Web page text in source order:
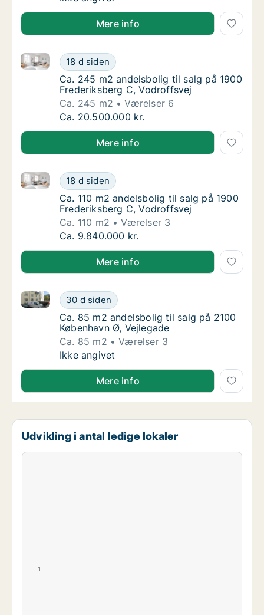
Mere info
Ca. 245 m2 andelsbolig til salg på 1900
18 d siden
Ca. 245 m2 andelsbolig til salg på 1900
Ca. 245 m2 andelsbolig til salg på 1900
Ca. 245 m2 andelsbolig til salg på 1900
Frederiksberg C, Vodroffsvej
Ca. 245 m2
Værelser 6
Ca. 245 m2 andelsbolig til salg på 1900
Ca. 20.500.000 kr.
Mere info
Ca. 110 m2 andelsbolig til salg på 1900
18 d siden
Ca. 110 m2 andelsbolig til salg på 1900
Ca. 110 m2 andelsbolig til salg på 1900
Ca. 110 m2 andelsbolig til salg på 1900
Frederiksberg C, Vodroffsvej
Ca. 110 m2
Værelser 3
Ca. 110 m2 andelsbolig til salg på 1900
Ca. 9.840.000 kr.
Mere info
Ca. 85 m2 andelsbolig til salg på 2100
30 d siden
Ca. 85 m2 andelsbolig til salg på 2100 København
Ca. 85 m2 andelsbolig til salg på 2100
Ca. 85 m2 andelsbolig til salg på 2100
København Ø, Vejlegade
Ca. 85 m2
Værelser 3
Ca. 85 m2 andelsbolig til salg på 2100
Ikke angivet
Mere info
Udvikling i antal ledige lokaler
1